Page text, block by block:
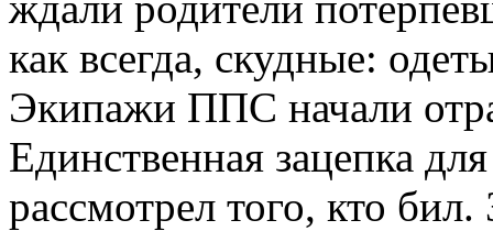
как всегда, скудные:
Экипажи ППС начали
Единственная зацепка
рассмотрел того, кто